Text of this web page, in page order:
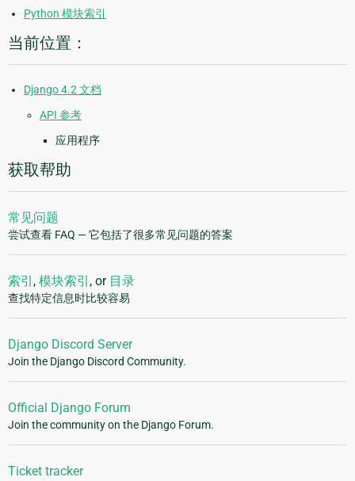
Python 模块索引
当前位置：
Django 4.2 文档
API 参考
应用程序
获取帮助
常见问题
尝试查看 FAQ — 它包括了很多常见问题的答案
索引 , 模块索引 , or 目录
查找特定信息时比较容易
Django Discord Server
Join the Django Discord Community.
Official Django Forum
Join the community on the Django Forum.
Ticket tracker